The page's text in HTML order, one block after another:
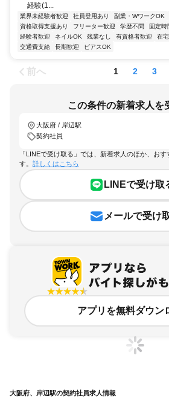
経験(1...
業界未経験者歓迎 社員登用あり 副業・WワークOK
資格取得支援あり
フリーター歓迎 学歴不問 固定時
経験者歓迎
ネイルOK 残業なし 有資格者歓迎 在
交通費支給
長期歓迎 ピアスOK
前へ 1 2 3
この条件の新着求人を
大阪府 / 岸辺駅
契約社員
「LINEで受け取る」では、新着求人のほか、お
す。 詳しくはこちら
LINEで受け取
メールで受け
アプリを無料ダウン
大阪府、岸辺駅の契約社員求人情報